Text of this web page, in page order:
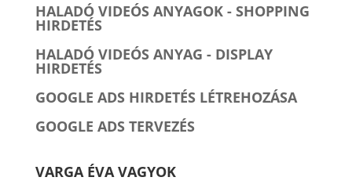
HALADÓ VIDEÓS ANYAGOK - SHOPPING
HIRDETÉS
HALADÓ VIDEÓS ANYAG - DISPLAY
HIRDETÉS
GOOGLE ADS HIRDETÉS LÉTREHOZÁSA
GOOGLE ADS TERVEZÉS
VARGA ÉVA VAGYOK